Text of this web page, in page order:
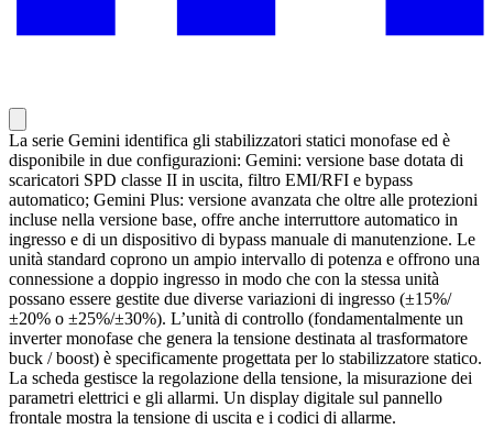
La serie Gemini identifica gli stabilizzatori statici monofase ed è
disponibile in due configurazioni: Gemini: versione base dotata di
scaricatori SPD classe II in uscita, filtro EMI/RFI e bypass
automatico; Gemini Plus: versione avanzata che oltre alle protezioni
incluse nella versione base, offre anche interruttore automatico in
ingresso e di un dispositivo di bypass manuale di manutenzione. Le
unità standard coprono un ampio intervallo di potenza e offrono una
connessione a doppio ingresso in modo che con la stessa unità
possano essere gestite due diverse variazioni di ingresso (±15%/
±20% o ±25%/±30%). L’unità di controllo (fondamentalmente un
inverter monofase che genera la tensione destinata al trasformatore
buck / boost) è specificamente progettata per lo stabilizzatore statico.
La scheda gestisce la regolazione della tensione, la misurazione dei
parametri elettrici e gli allarmi. Un display digitale sul pannello
frontale mostra la tensione di uscita e i codici di allarme.